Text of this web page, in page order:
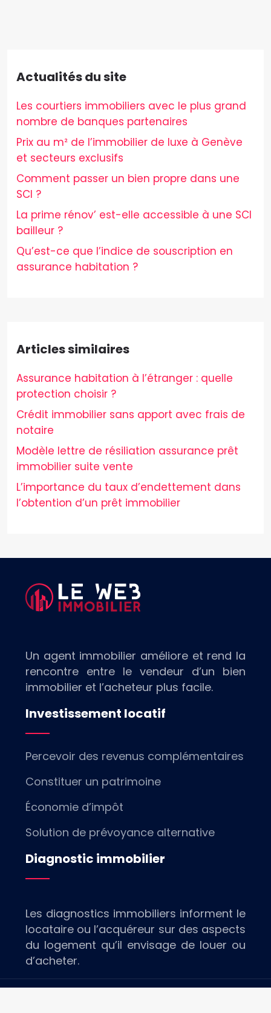
Actualités du site
Les courtiers immobiliers avec le plus grand
nombre de banques partenaires
Prix au m² de l’immobilier de luxe à Genève
et secteurs exclusifs
Comment passer un bien propre dans une
SCI ?
La prime rénov’ est-elle accessible à une SCI
bailleur ?
Qu’est-ce que l’indice de souscription en
assurance habitation ?
Articles similaires
Assurance habitation à l’étranger : quelle
protection choisir ?
Crédit immobilier sans apport avec frais de
notaire
Modèle lettre de résiliation assurance prêt
immobilier suite vente
L’importance du taux d’endettement dans
l’obtention d’un prêt immobilier
Un agent immobilier améliore et rend la
rencontre entre le vendeur d’un bien
immobilier et l’acheteur plus facile.
Investissement locatif
Percevoir des revenus complémentaires
Constituer un patrimoine
Économie d’impôt
Solution de prévoyance alternative
Diagnostic immobilier
Les diagnostics immobiliers informent le
locataire ou l’acquéreur sur des aspects
du logement qu’il envisage de louer ou
d’acheter.